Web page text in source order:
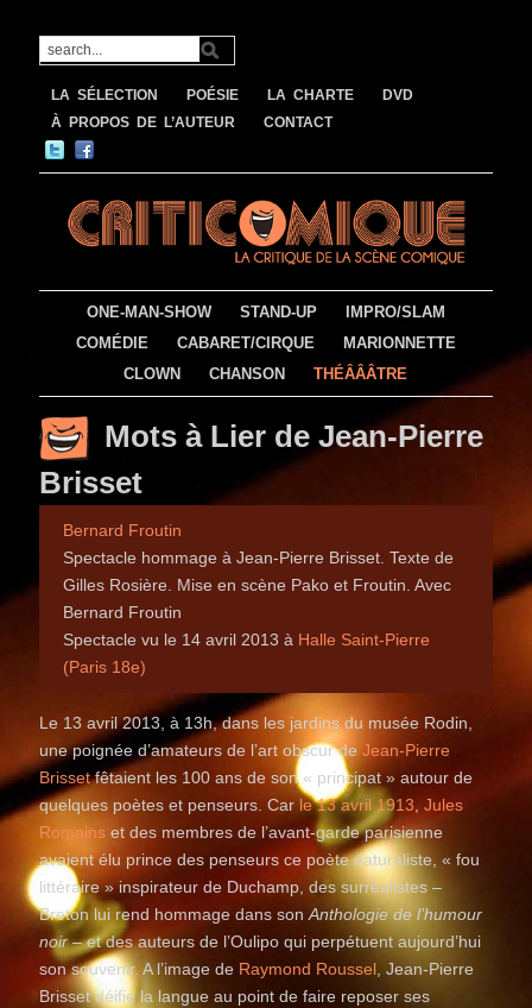
LA SÉLECTION POÉSIE LA CHARTE
DVD
À PROPOS DE L’AUTEUR
CONTACT
ONE-MAN-SHOW STAND-UP
IMPRO/SLAM
COMÉDIE
CABARET/CIRQUE
MARIONNETTE
CLOWN
CHANSON THÉÂÂÂTRE
Mots à Lier de Jean-Pierre
Brisset
Bernard Froutin
Spectacle hommage à Jean-Pierre Brisset. Texte de
Gilles Rosière. Mise en scène Pako et Froutin. Avec
Bernard Froutin
Spectacle vu le 14 avril 2013 à Halle Saint-Pierre
(Paris 18e)
Le 13 avril 2013, à 13h, dans les jardins du musée Rodin,
une poignée d’amateurs de l’art obscur deJean-Pierre
Brissetfêtaient les 100 ans de son « principat » autour de
quelques poètes et penseurs. Carle 13 avril 1913,Jules
Romains et des membres de l’avant-garde parisienne
avaient élu prince des penseurs ce poète naturaliste, « fou
littéraire » inspirateur de Duchamp, des surréalistes –
Breton lui rend hommage dans sonAnthologie de l’humour
noir– et des auteurs de l’Oulipo qui perpétuent aujourd’hui
son souvenir. A l’image de Raymond Roussel , Jean-Pierre
Brisset déifie la langue au point de faire reposer ses